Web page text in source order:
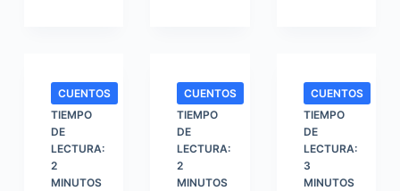
CUENTOS
TIEMPO
DE
LECTURA:
2
MINUTOS
CUENTOS
TIEMPO
DE
LECTURA:
2
MINUTOS
CUENTOS
TIEMPO
DE
LECTURA:
3
MINUTOS